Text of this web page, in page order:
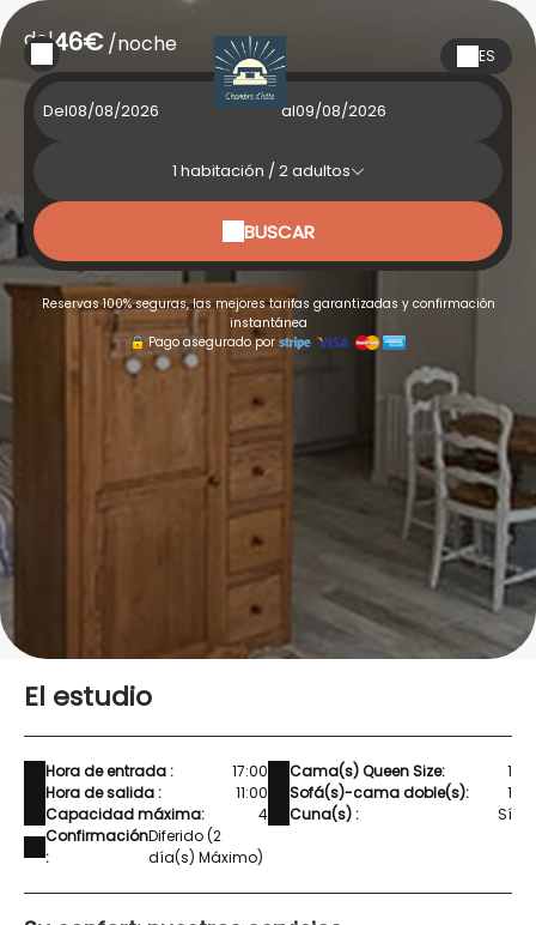
ES
del46€/noche
Del al
1 habitación /2adultos
BUSCAR
Reservas 100% seguras, las mejores tarifas garantizadas y confirmación
instantánea
Pago asegurado por
El estudio
Hora de entrada :
17:00
Hora de salida :
11:00
Capacidad máxima:
4
Confirmación
:
Diferido (2
día(s) Máximo)
Cama(s) Queen Size:
1
Sofá(s)-cama doble(s):
1
Cuna(s) :
Sí